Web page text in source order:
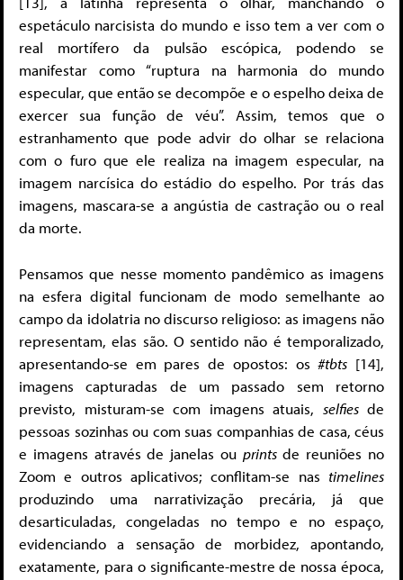
espetáculo narcisista do mundo e isso tem a ver com o
real mortífero da pulsão escópica, podendo se
manifestar como “ruptura na harmonia do mundo
especular, que então se decompõe e o espelho deixa de
exercer sua função de véu”. Assim, temos que o
estranhamento que pode advir do olhar se relaciona
com o furo que ele realiza na imagem especular, na
imagem narcísica do estádio do espelho. Por trás das
imagens, mascara-se a angústia de castração ou o real
da morte.
Pensamos que nesse momento pandêmico as imagens
na esfera digital funcionam de modo semelhante ao
campo da idolatria no discurso religioso: as imagens não
representam, elas são. O sentido não é temporalizado,
apresentando-se em pares de opostos: os#tbts [14],
imagens capturadas de um passado sem retorno
previsto, misturam-se com imagens atuais, selfiesde
pessoas sozinhas ou com suas companhias de casa, céus
e imagens através de janelas ou printsde reuniões no
Zoom e outros aplicativos; conflitam-se nas timelines
produzindo uma narrativização precária, já que
desarticuladas, congeladas no tempo e no espaço,
evidenciando a sensação de morbidez, apontando,
exatamente, para o significante-mestre de nossa época,